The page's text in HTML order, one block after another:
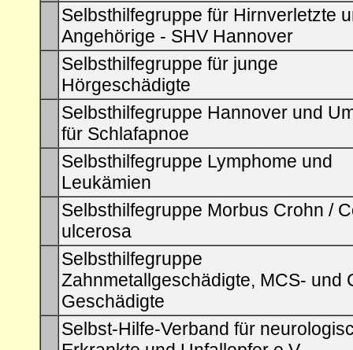
Selbsthilfegruppe für Hirnverletzte
Angehörige - SHV Hannover
Selbsthilfegruppe für junge
Hörgeschädigte
Selbsthilfegruppe Hannover und
für Schlafapnoe
Selbsthilfegruppe Lymphome und
Leukämien
Selbsthilfegruppe Morbus Crohn /
ulcerosa
Selbsthilfegruppe
Zahnmetallgeschädigte, MCS- und
Geschädigte
Selbst-Hilfe-Verband für